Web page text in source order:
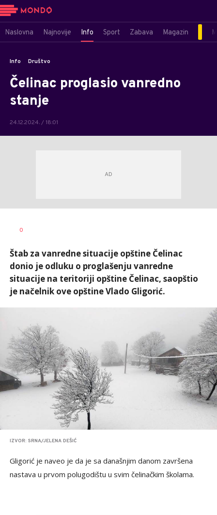
Naslovna Najnovije Info Sport Zabava Magazin
Info Društvo
Čelinac proglasio vanredno
stanje
24.12.2024. / 18:01
AUTOR
0
Štab za vanredne situacije opštine Čelinac
donio je odluku o proglašenju vanredne
situacije na teritoriji opštine Čelinac, saopštio
je načelnik ove opštine Vlado Gligorić.
IZVOR: SRNA/JELENA DEŠIĆ
Gligorić je naveo je da je sa današnjim danom završena
nastava u prvom polugodištu u svim čelinačkim školama.